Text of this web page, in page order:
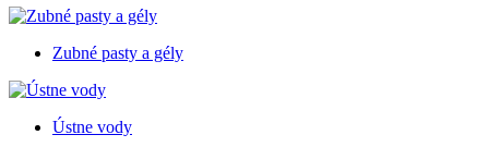
Zubné pasty a gély
Ústne vody